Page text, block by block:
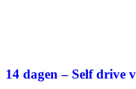
14 dagen – Self drive